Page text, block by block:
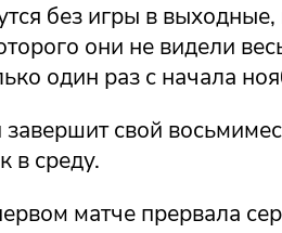
без игры в
они не видели
один раз с начала
свой
в среду.
матче прервала